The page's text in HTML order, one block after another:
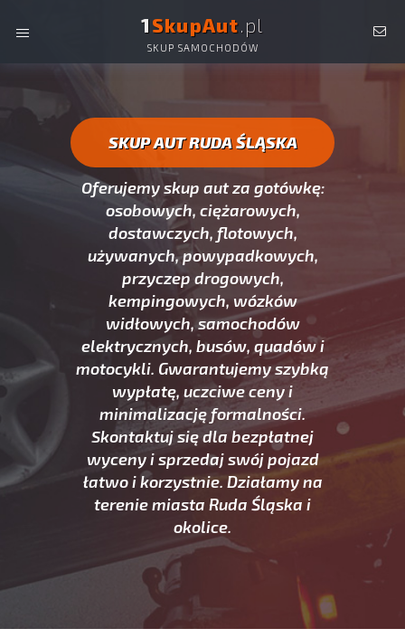
1SkupAut.pl
SKUP SAMOCHODÓW
DOSTAWCZYCH, CIĘŻAROWYCH, UŻYWANYCH ORAZ
POWYPADKOWYCH.
SKUP AUT RUDA ŚLĄSKA
Oferujemy skup aut za gotówkę:
osobowych, ciężarowych,
dostawczych, flotowych,
używanych, powypadkowych,
przyczep drogowych,
kempingowych, wózków
widłowych, samochodów
elektrycznych, busów, quadów i
motocykli. Gwarantujemy szybką
wypłatę, uczciwe ceny i
minimalizację formalności.
Skontaktuj się dla bezpłatnej
wyceny i sprzedaj swój pojazd
łatwo i korzystnie. Działamy na
terenie miasta Ruda Śląska i
okolice.